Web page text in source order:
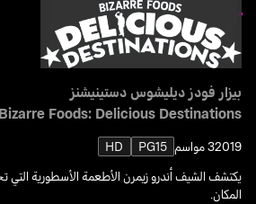
بيزار فودز ديليشوس دستينيشنز
Bizarre Foods: Delicious Destinations
20193 مواسم PG15
HD
يكتشف الشيف أندرو زيمرن الأطعمة الأسطورية التي
المكان.